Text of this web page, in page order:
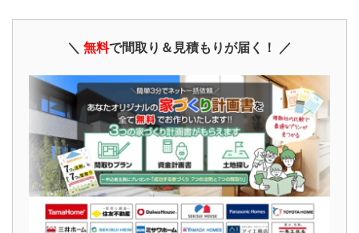
＼ 無料で間取り＆見積もりが届く！ ／